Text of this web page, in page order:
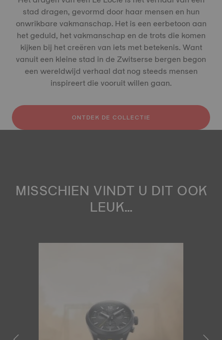
stad dragen, gevormd door haar mensen en hun
onwrikbare vakmanschap. Het is een eerbetoon aan
het geduld, het vakmanschap en de trots die komen
kijken bij het creëren van iets met betekenis. Want
vanuit een kleine stad in de Zwitserse bergen begon
een wereldwijd verhaal dat nog steeds mensen
inspireert die vooruit willen gaan.
ONTDEK DE COLLECTIE
MISSCHIEN VINDT U DIT OOK
LEUK…